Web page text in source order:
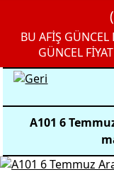
BU AFİŞ
GÜNCEL
A101 6